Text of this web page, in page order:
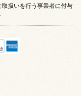
扱いを行う事業者に付与